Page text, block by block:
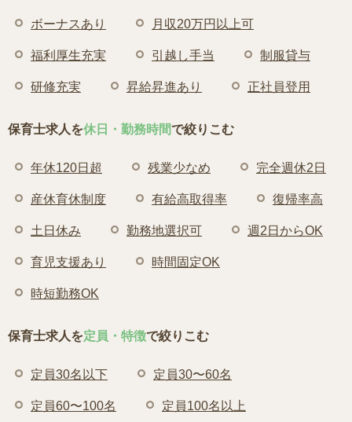
ボーナスあり 月収20万円以上可
福利厚生充実 引越し手当 制服貸与
研修充実 昇給昇進あり 正社員登用
保育士求人を休日・勤務時間で絞りこむ
年休120日超 残業少なめ 完全週休2日
産休育休制度 有給高取得率 復帰率高
土日休み 勤務地選択可 週2日からOK
育児支援あり 時間固定OK
時短勤務OK
保育士求人を定員・特徴で絞りこむ
定員30名以下 定員30〜60名
定員60〜100名 定員100名以上